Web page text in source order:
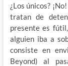
¿Los únicos?
tratan de
presente es
alguien iba a
consiste en
Beyond) al